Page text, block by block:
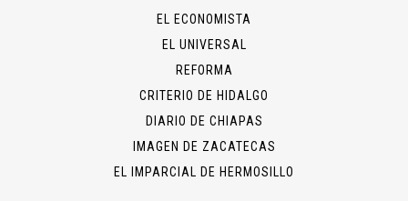
EL ECONOMISTA
EL UNIVERSAL
REFORMA
CRITERIO DE HIDALGO
DIARIO DE CHIAPAS
IMAGEN DE ZACATECAS
EL IMPARCIAL DE HERMOSILLO